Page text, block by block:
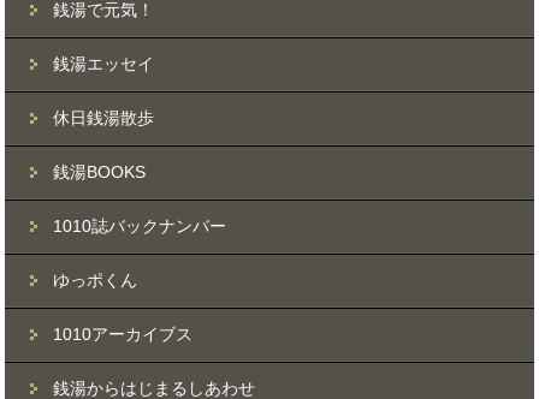
銭湯で元気！
銭湯エッセイ
休日銭湯散歩
銭湯BOOKS
1010誌バックナンバー
ゆっポくん
1010アーカイブス
銭湯からはじまるしあわせ